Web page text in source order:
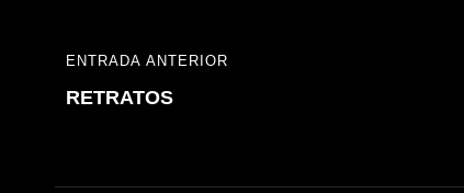
Navegación
de
ENTRADA
ANTERIOR
ENTRADA ANTERIOR
RETRATOS